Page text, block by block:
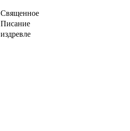
Священное
Писание
издревле